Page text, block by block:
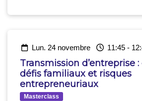
lun. 24 novembre 11:45-
Transmission d’entreprise
défis familiaux et risques
entrepreneuriaux
Masterclass